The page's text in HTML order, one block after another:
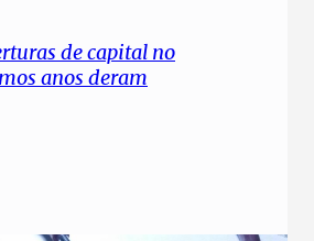
de capital no
anos deram